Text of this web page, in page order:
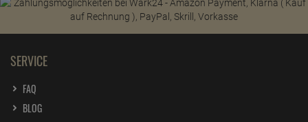
SERVICE
FAQ
BLOG